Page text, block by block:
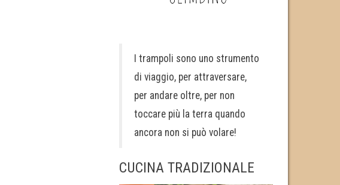
I trampoli sono uno strumento
di viaggio, per attraversare,
per andare oltre, per non
toccare più la terra quando
ancora non si può volare!
CUCINA TRADIZIONALE